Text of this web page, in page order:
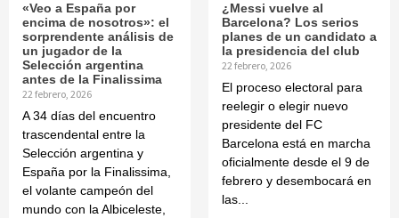
«Veo a España por
encima de nosotros»: el
sorprendente análisis de
un jugador de la
Selección argentina
antes de la Finalissima
22 febrero, 2026
A 34 días del encuentro
trascendental entre la
Selección argentina y
España por la Finalissima,
el volante campeón del
mundo con la Albiceleste,
¿Messi vuelve al
Barcelona? Los serios
planes de un candidato a
la presidencia del club
22 febrero, 2026
El proceso electoral para
reelegir o elegir nuevo
presidente del FC
Barcelona está en marcha
oficialmente desde el 9 de
febrero y desembocará en
las...